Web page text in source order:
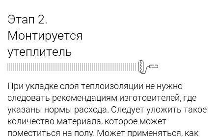
Этап 2.
Монтируется
утеплитель
При укладке слоя теплоизоляции не нужно
следовать рекомендациям изготовителей, где
указаны нормы расхода. Следует уложить такое
количество материала, которое может
поместиться на полу. Может применяться, как